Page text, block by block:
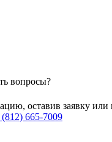
вопросы?
оставив заявку или
(812) 665-7009